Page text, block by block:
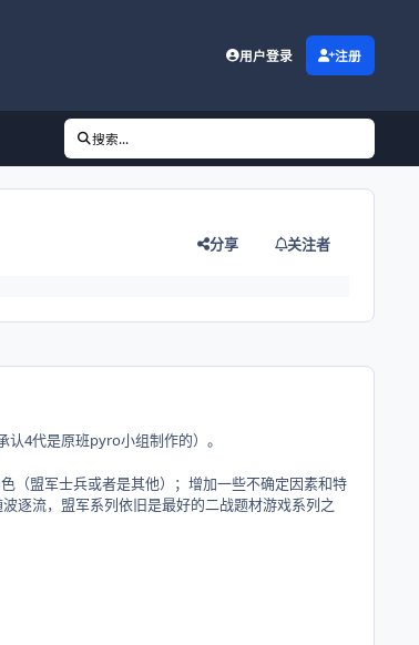
用户登录 注册
搜索...
分享 关注者
认4代是原班pyro小组制作的）。
（盟军士兵或者是其他）；增加一些不确定因素和特
逐流，盟军系列依旧是最好的二战题材游戏系列之